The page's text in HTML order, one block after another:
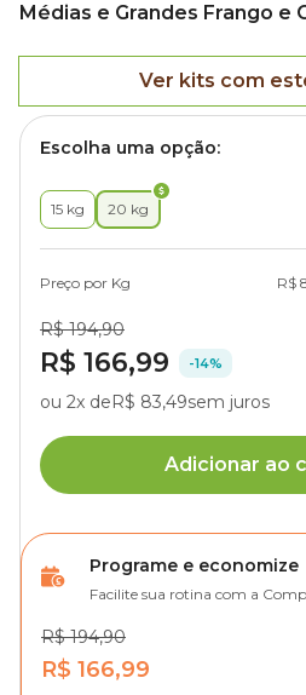
Médias e Grandes Frango e
Ver kits com
Escolha uma opção:
15 kg 20 kg
Preço por Kg R$
R$ 194,90
R$ 166,99 -14%
ou 2x deR$ 83,49sem juros
Adicionar ao
Programe e economize
Facilite sua rotina com a
R$ 194,90
R$ 166,99